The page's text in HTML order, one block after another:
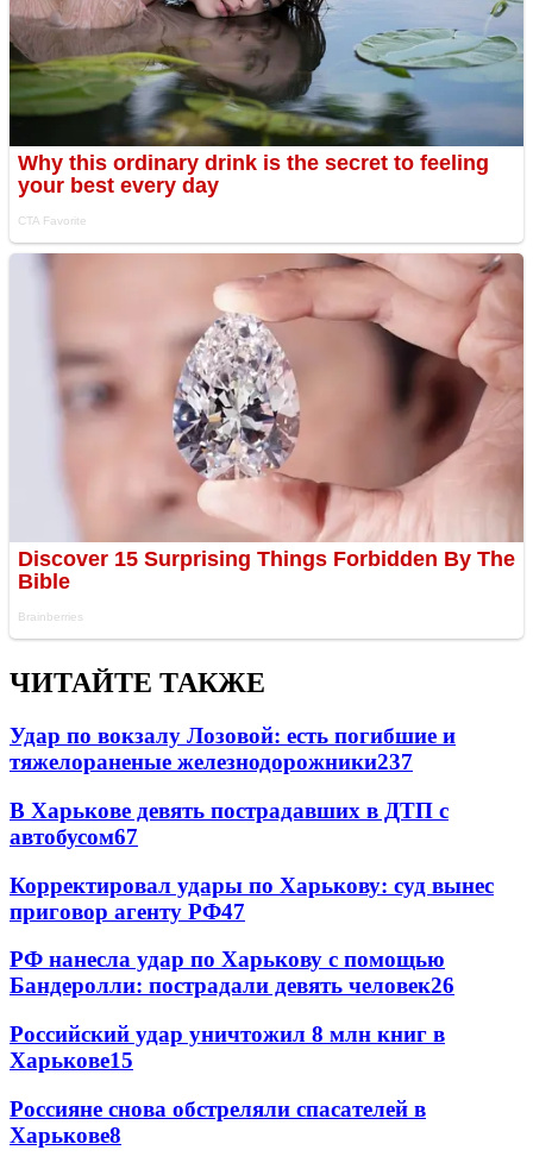
ЧИТАЙТЕ ТАКЖЕ
Удар по вокзалу Лозовой: есть погибшие и
тяжелораненые железнодорожники237
В Харькове девять пострадавших в ДТП с
автобусом67
Корректировал удары по Харькову: суд вынес
приговор агенту РФ47
РФ нанесла удар по Харькову с помощью
Бандеролли: пострадали девять человек26
Российский удар уничтожил 8 млн книг в
Харькове15
Россияне снова обстреляли спасателей в
Харькове8